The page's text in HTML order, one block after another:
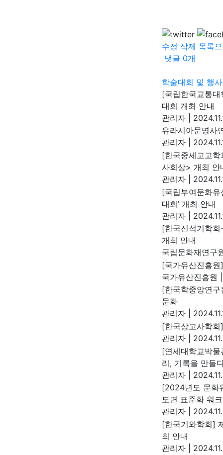
수정 삭제 목록
댓글 0개
학술대회 및 행사
[국립한국교통
대회 개최 안내
관리자
유라시아문명사
관리자
[한국중세고고
사회상> 개최 안
관리자
[국립부여문화
대회’ 개최 안내
관리자
[한국신석기학
개최 안내
국립문화재연구
[국가유산진흥
국가유산진흥원
[한국학중앙연
문화
관리자
[한국상고사학
관리자
[연세대학교박
리, 기록을 만들
관리자
[2024년도 문화
도면 표준화 워
관리자
[한국기와학회]
최 안내
관리자